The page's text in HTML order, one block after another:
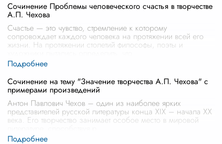
Сочинение Проблемы человеческого счастья в творчестве
А.П. Чехова
Счастье — это чувство, стремление к которому
сопровождает каждого человека на протяжении всей его
жизни. На протяжении столетий философы, поэты и
Сочинение на тему "Значение творчества А.П. Чехова" с
примерами произведений
Антон Павлович Чехов – один из наиболее ярких
представителей русской литературы конца XIX – начала XX
века. Его творчество занимает особое место в мировой